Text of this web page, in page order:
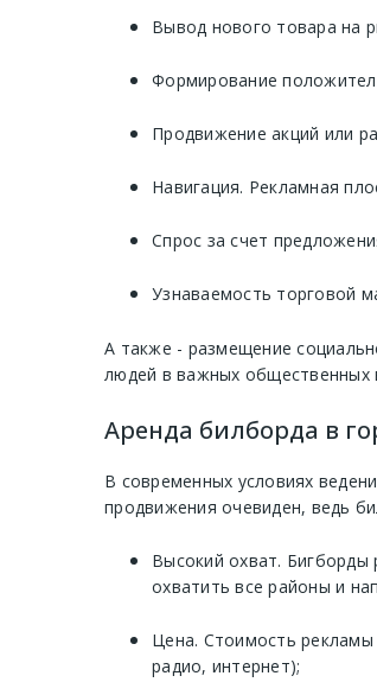
Вывод нового товара на
Формирование
Продвижение акций или
Навигация. Рекламная
Спрос за счет
Узнаваемость торговой
А также - размещение
людей в важных общественных
Аренда билборда в
В современных условиях
продвижения очевиден, ведь
Высокий охват.
охватить все районы и
Цена. Стоимость рекламы
радио, интернет);